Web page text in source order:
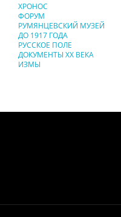
ХРОНОС
ФОРУМ
РУМЯНЦЕВСКИЙ МУЗЕЙ
ДО 1917 ГОДА
РУССКОЕ ПОЛЕ
ДОКУМЕНТЫ XX ВЕКА
ИЗМЫ